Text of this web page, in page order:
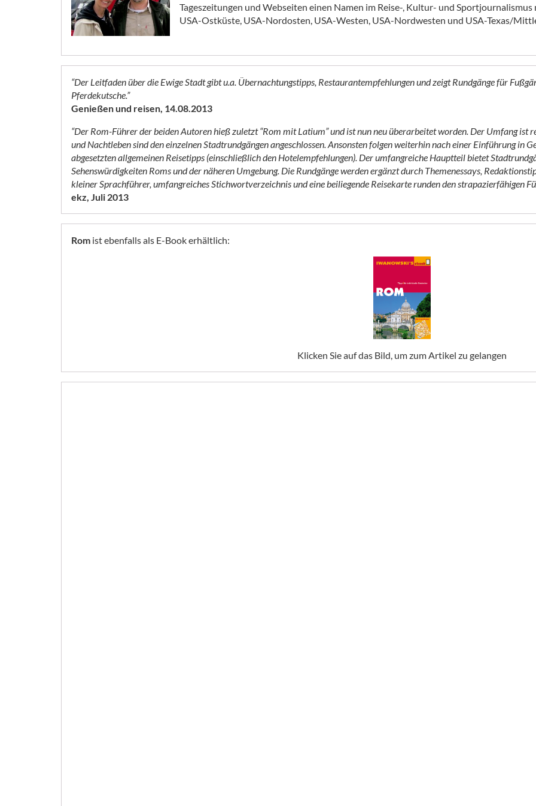
Tageszeitungen und Webseiten einen Namen im Reise-, Kultur- und Sportjournalismus
USA-Ostküste, USA-Nordosten, USA-Westen, USA-Nordwesten und USA-Texas/
“Der Leitfaden über die Ewige Stadt gibt u.a. Übernachtungstipps, Restaurantempfehlungen und zeigt Rundgänge für
Pferdekutsche.”
Genießen und reisen, 14.08.2013
“Der Rom-Führer der beiden Autoren hieß zuletzt “Rom mit Latium” und ist nun neu überarbeitet worden. Der Umfang ist
und Nachtleben sind den einzelnen Stadtrundgängen angeschlossen. Ansonsten folgen weiterhin nach einer Einführung in
abgesetzten allgemeinen Reisetipps (einschließlich den Hotelempfehlungen). Der umfangreiche Hauptteil bietet
Sehenswürdigkeiten Roms und der näheren Umgebung. Die Rundgänge werden ergänzt durch Themenessays,
kleiner Sprachführer, umfangreiches Stichwortverzeichnis und eine beiliegende Reisekarte runden den strapazierfähigen
ekz, Juli 2013
Rom ist ebenfalls als E-Book erhältlich:
Klicken Sie auf das Bild, um zum Artikel zu gelangen